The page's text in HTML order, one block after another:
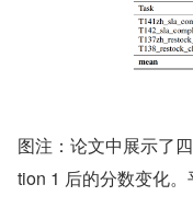
图注：论文中展示了
tion 1 后的分数变化。